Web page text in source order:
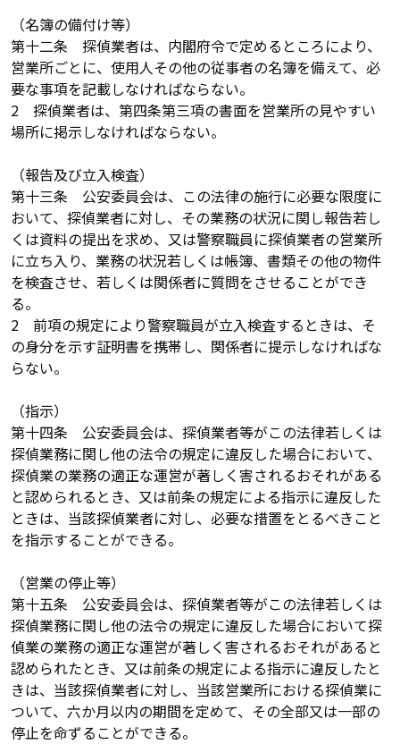
（名簿の備付け等）
第十二条 探偵業者は、内閣府令で定めるところにより、
営業所ごとに、使用人その他の従事者の名簿を備えて、必
要な事項を記載しなければならない。
2 探偵業者は、第四条第三項の書面を営業所の見やすい
場所に掲示しなければならない。
（報告及び立入検査）
第十三条 公安委員会は、この法律の施行に必要な限度に
おいて、探偵業者に対し、その業務の状況に関し報告若し
くは資料の提出を求め、又は警察職員に探偵業者の営業所
に立ち入り、業務の状況若しくは帳簿、書類その他の物件
を検査させ、若しくは関係者に質問をさせることができ
る。
2 前項の規定により警察職員が立入検査するときは、そ
の身分を示す証明書を携帯し、関係者に提示しなければな
らない。
（指示）
第十四条 公安委員会は、探偵業者等がこの法律若しくは
探偵業務に関し他の法令の規定に違反した場合において、
探偵業の業務の適正な運営が著しく害されるおそれがある
と認められるとき、又は前条の規定による指示に違反した
ときは、当該探偵業者に対し、必要な措置をとるべきこと
を指示することができる。
（営業の停止等）
第十五条 公安委員会は、探偵業者等がこの法律若しくは
探偵業務に関し他の法令の規定に違反した場合において探
偵業の業務の適正な運営が著しく害されるおそれがあると
認められたとき、又は前条の規定による指示に違反したと
きは、当該探偵業者に対し、当該営業所における探偵業に
ついて、六か月以内の期間を定めて、その全部又は一部の
停止を命ずることができる。